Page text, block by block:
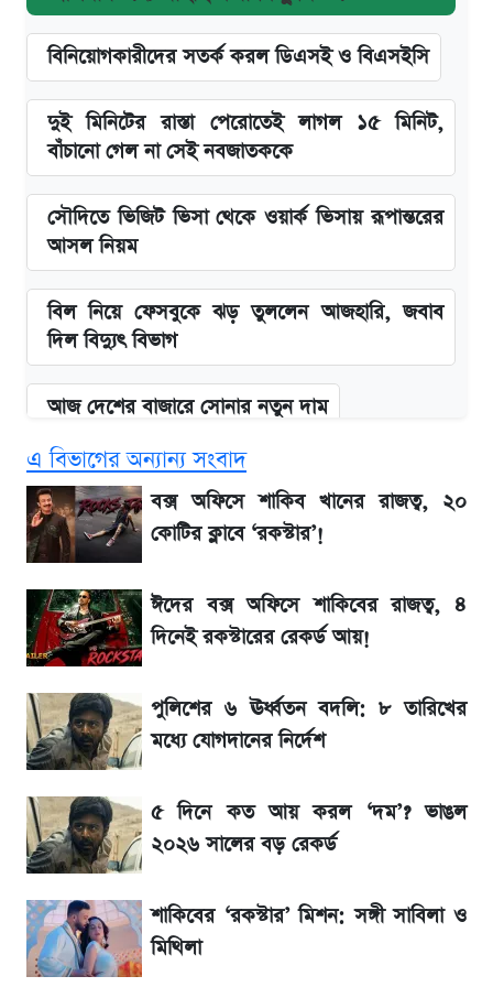
বিনিয়োগকারীদের সতর্ক করল ডিএসই ও বিএসইসি
দুই মিনিটের রাস্তা পেরোতেই লাগল ১৫ মিনিট,
বাঁচানো গেল না সেই নবজাতককে
সৌদিতে ভিজিট ভিসা থেকে ওয়ার্ক ভিসায় রূপান্তরের
আসল নিয়ম
বিল নিয়ে ফেসবুকে ঝড় তুললেন আজহারি, জবাব
দিল বিদ্যুৎ বিভাগ
আজ দেশের বাজারে সোনার নতুন দাম
'এমবাপ্পে বাংলাদেশে'—বড় ঘোষণার পর যা জানাল
সরকার
BCB compliance report উঠে এলো
গুরুত্বপূর্ণ সুপারিশ
নবম পে-স্কেল নিয়ে চূড়ান্ত প্রস্তুতি, অপেক্ষা মন্ত্রিসভার
অনুমোদনের
আগামী ৪ দিনের আবহাওয়া নিয়ে বড় সতর্কবার্তা
IMEI নম্বর চেক করার সহজ উপায়; Android ও
iPhone-এ IMEI দেখবেন যেভাবে
৮ ব্র্যান্ডের ত্বক ফর্সাকারী ক্রিমে ভয়াবহ মাত্রার মার্কারি
এ বিভাগের অন্যান্য সংবাদ
বক্স অফিসে শাকিব খানের রাজত্ব, ২০
কোটির ক্লাবে ‘রকস্টার’!
ঈদের বক্স অফিসে শাকিবের রাজত্ব, ৪
দিনেই রকস্টারের রেকর্ড আয়!
পুলিশের ৬ ঊর্ধ্বতন বদলি: ৮ তারিখের
মধ্যে যোগদানের নির্দেশ
৫ দিনে কত আয় করল ‘দম’? ভাঙল
২০২৬ সালের বড় রেকর্ড
শাকিবের ‘রকস্টার’ মিশন: সঙ্গী সাবিলা ও
মিথিলা